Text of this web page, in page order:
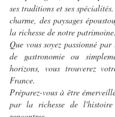
ses traditions et ses
charme, des paysages
la richesse de notre patrimoine.
Que vous soyez passionné
de gastronomie ou
horizons, vous trouverez
France.
Préparez-vous à être
par la richesse de